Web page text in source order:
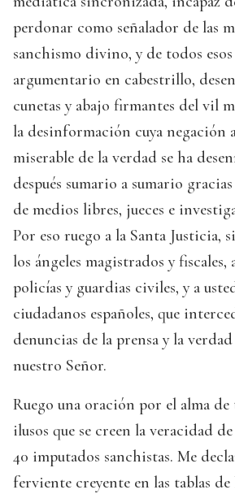
perdonar como señalador de las
sanchismo divino, y de todos
argumentario en cabestrillo,
cunetas y abajo firmantes del vil
la desinformación cuya negación
miserable de la verdad se ha
después sumario a sumario
de medios libres, jueces e
Por eso ruego a la Santa Justicia,
los ángeles magistrados y fiscales,
policías y guardias civiles, y a
ciudadanos españoles, que
denuncias de la prensa y la
nuestro Señor.
Ruego una oración por el alma de
ilusos que se creen la veracidad
40 imputados sanchistas. Me
ferviente creyente en las tablas de